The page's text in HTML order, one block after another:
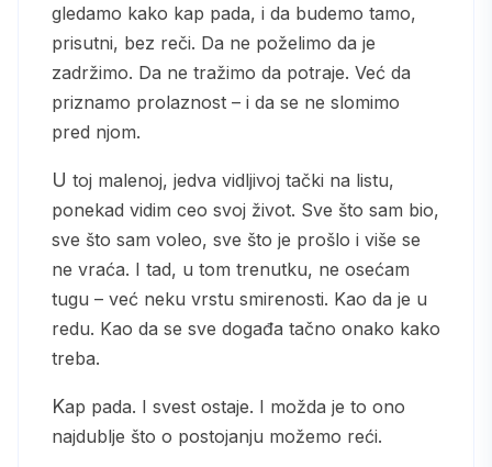
gledamo kako kap pada, i da budemo tamo,
prisutni, bez reči. Da ne poželimo da je
zadržimo. Da ne tražimo da potraje. Već da
priznamo prolaznost – i da se ne slomimo
pred njom.
U toj malenoj, jedva vidljivoj tački na listu,
ponekad vidim ceo svoj život. Sve što sam bio,
sve što sam voleo, sve što je prošlo i više se
ne vraća. I tad, u tom trenutku, ne osećam
tugu – već neku vrstu smirenosti. Kao da je u
redu. Kao da se sve događa tačno onako kako
treba.
Kap pada. I svest ostaje. I možda je to ono
najdublje što o postojanju možemo reći.